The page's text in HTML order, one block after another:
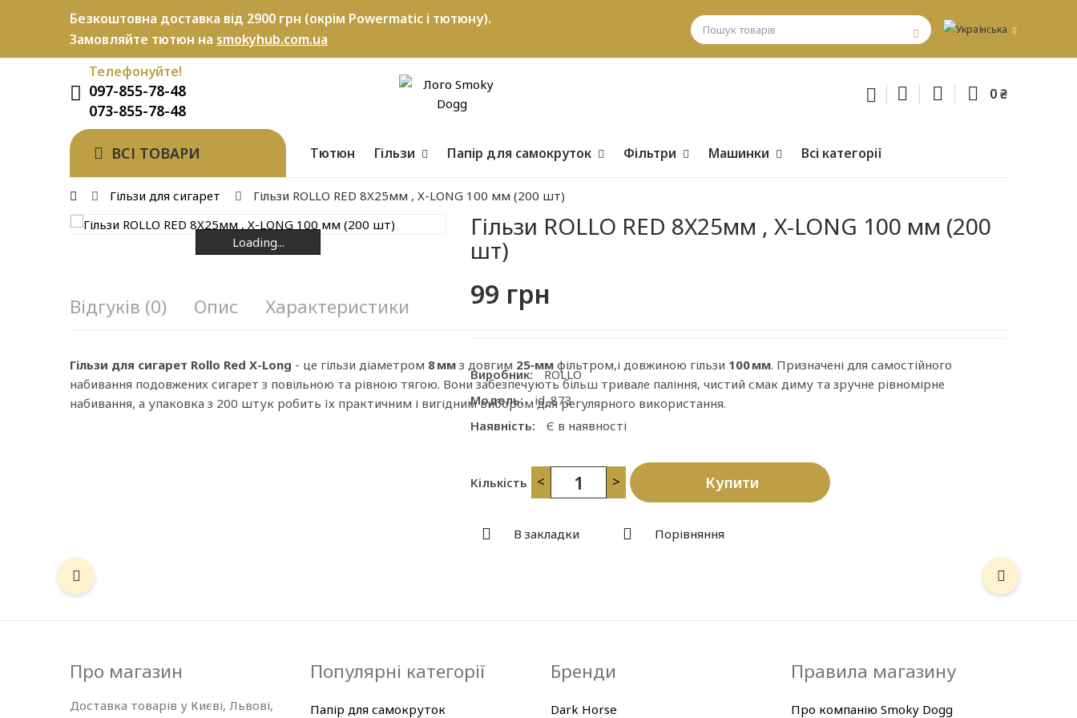
Безкоштовна доставка від 2900 грн (окрім Powermatic і тютюну).
Замовляйте тютюн на smokyhub.com.ua
Телефонуйте!
097-855-78-48
073-855-78-48
0 ₴
ВСІ ТОВАРИ Тютюн Гільзи Папір для самокруток Фільтри Машинки Всі категорії
Гільзи для сигарет Гільзи ROLLO RED 8X25мм , X-LONG 100 мм (200 шт)
Loading...
Loading...
Loading...
Loading...
Гільзи ROLLO RED 8X25мм , X-LONG 100 мм (200
шт)
99 грн
Виробник: ROLLO
Модель: id_873
Наявність:
Є в наявності
Кількість < > Купити
В закладки Порівняння
Відгуків (0) Опис Характеристики
Гільзи для сигарет Rollo Red X-Long - це гільзи діаметром 8 мм з довгим 25‑мм фільтром,і довжиною гільзи 100 мм. Призначені для самостійного
набивання подовжених сигарет з повільною та рівною тягою. Вони забезпечують більш тривале паління, чистий смак диму та зручне рівномірне
набивання, а упаковка з 200 штук робить їх практичним і вигідним вибором для регулярного використання.
Про магазин
Доставка товарів у Києві, Львові,
Популярні категорії
Папір для самокруток
Бренди
Dark Horse
Правила магазину
Про компанію Smoky Dogg